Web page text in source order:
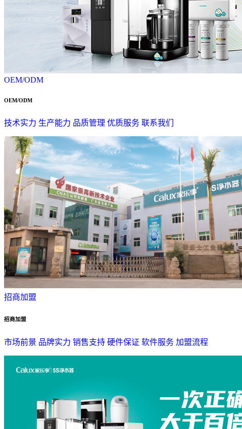
OEM/ODM
OEM/ODM
技术实力 生产能力 品质管理 优质服务 联系我们
招商加盟
招商加盟
市场前景 品牌实力 销售支持 硬件保证 软件服务 加盟流程